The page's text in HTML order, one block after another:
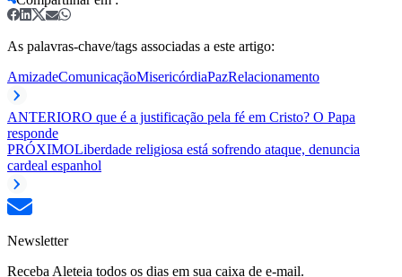
As palavras-chave/tags associadas a este artigo:
AmizadeComunicaçãoMisericórdiaPazRelacionamento
ANTERIORO que é a justificação pela fé em Cristo? O Papa
responde
PRÓXIMOLiberdade religiosa está sofrendo ataque, denuncia
cardeal espanhol
Newsletter
Receba Aleteia todos os dias em sua caixa de e-mail.